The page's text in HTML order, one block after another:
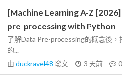
[Machine Learning A-Z
pre-processing with Python
了解Data Pre-processing的概念後
的...
由 duckravel48 發文 3 天前 0